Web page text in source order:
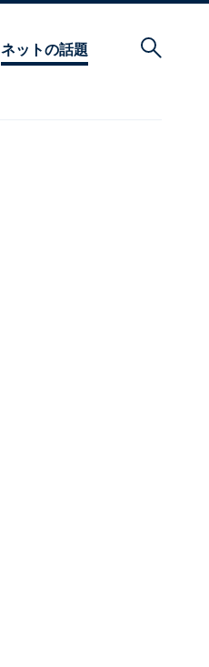
ネットの話題